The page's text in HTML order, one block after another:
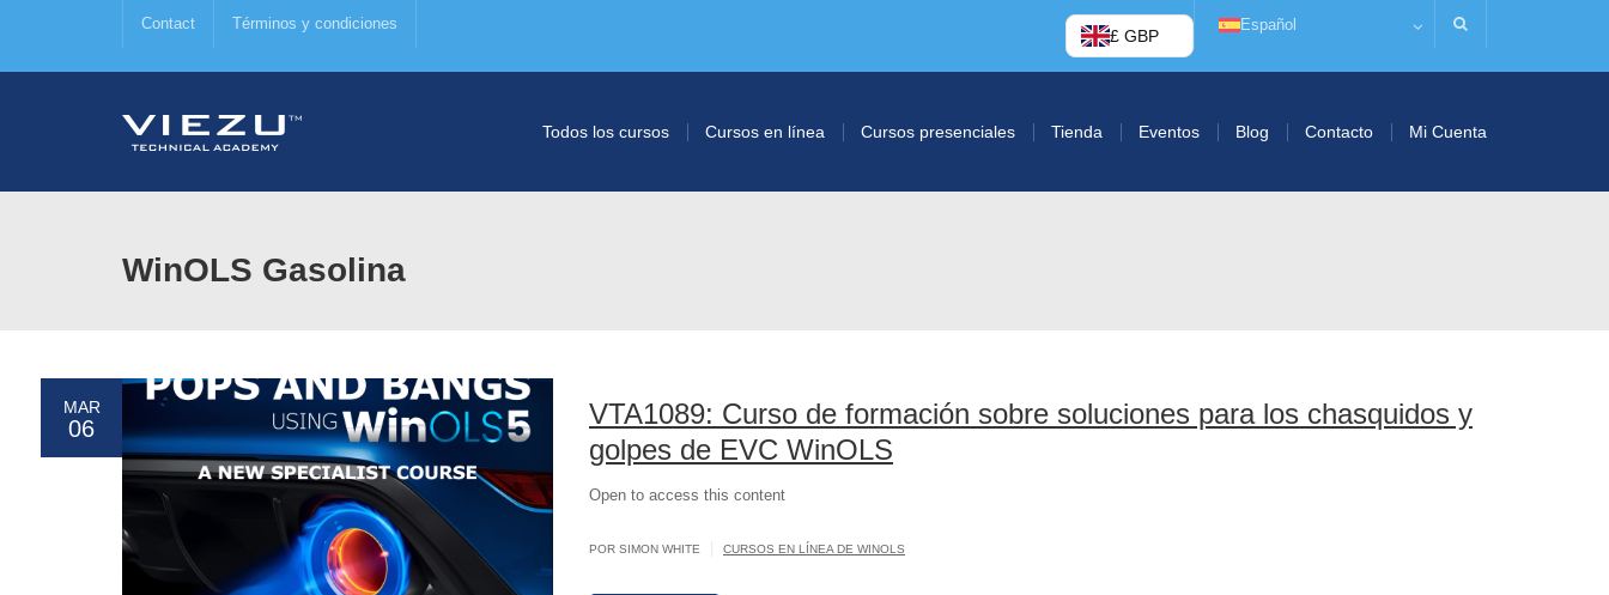
Contact Términos y condiciones
£ GBP
Español
Todos los cursos Cursos en línea Cursos presenciales Tienda Eventos Blog Contacto Mi Cuenta
WinOLS Gasolina
MAR
06
VTA1089: Curso de formación sobre soluciones para los chasquidos y
golpes de EVC WinOLS
Open to access this content
POR SIMON WHITE CURSOS EN LÍNEA DE WINOLS